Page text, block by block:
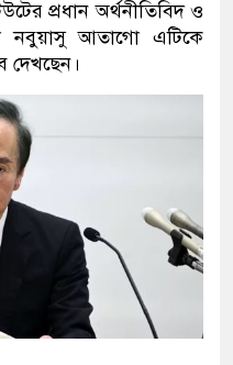
প্রধান অর্থনীতিবিদ ও
নবুয়াসু আতাগো এটিকে
দেখছেন।